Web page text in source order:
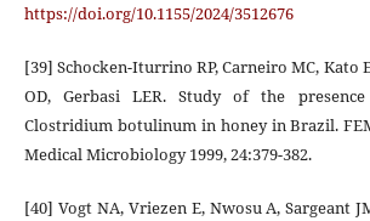
https://doi.org/10.1155/2024/3512676
[39] Schocken-Iturrino RP, Carneiro MC, Kato
OD, Gerbasi LER. Study of the
Clostridium botulinum in honey in Brazil.
Medical Microbiology 1999, 24:379-382.
[40] Vogt NA, Vriezen E, Nwosu A, Sargeant